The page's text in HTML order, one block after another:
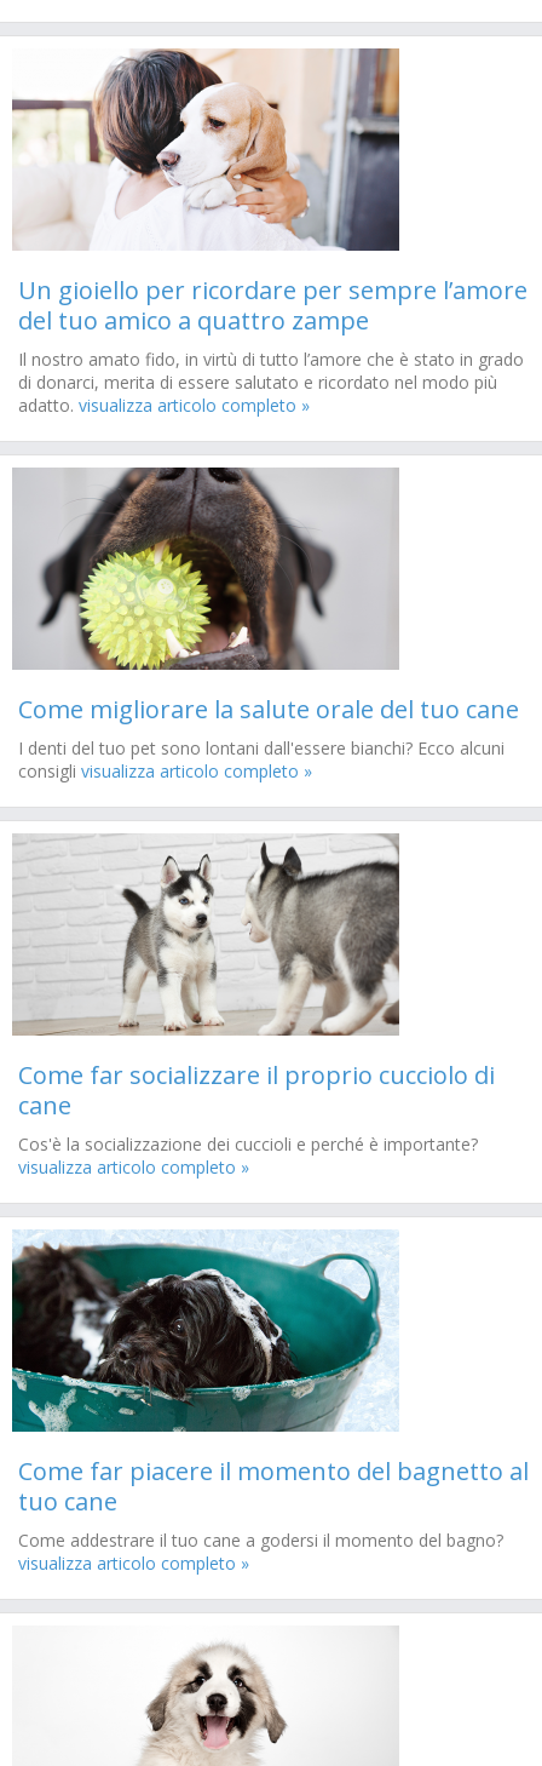
Un gioiello per ricordare per sempre l’amore
del tuo amico a quattro zampe
Il nostro amato fido, in virtù di tutto l’amore che è stato in grado
di donarci, merita di essere salutato e ricordato nel modo più
adatto. visualizza articolo completo »
Come migliorare la salute orale del tuo cane
I denti del tuo pet sono lontani dall'essere bianchi? Ecco alcuni
consigli visualizza articolo completo »
Come far socializzare il proprio cucciolo di
cane
Cos'è la socializzazione dei cuccioli e perché è importante?
visualizza articolo completo »
Come far piacere il momento del bagnetto al
tuo cane
Come addestrare il tuo cane a godersi il momento del bagno?
visualizza articolo completo »